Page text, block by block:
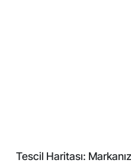
Tescil Haritası: